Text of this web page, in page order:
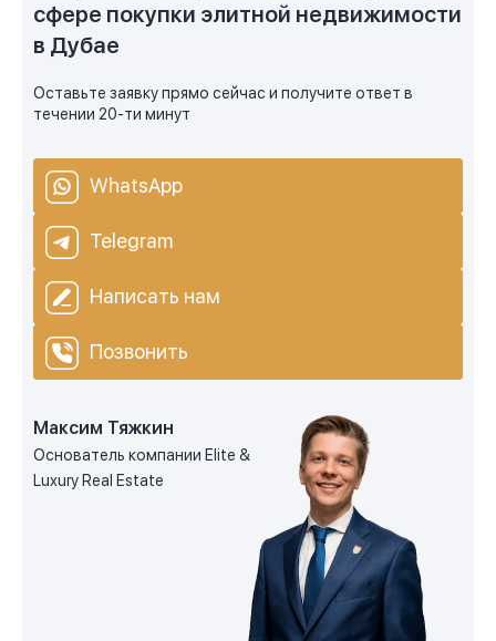
сфере покупки элитной недвижимости
в Дубае
Оставьте заявку прямо сейчас и получите ответ в
течении 20-ти минут
WhatsApp
Telegram
Написать нам
Позвонить
Максим Тяжкин
Основатель компании Elite &
Luxury Real Estate